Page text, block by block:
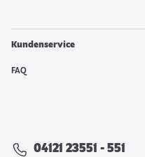
Kundenservice
FAQ
04121 23551 - 551